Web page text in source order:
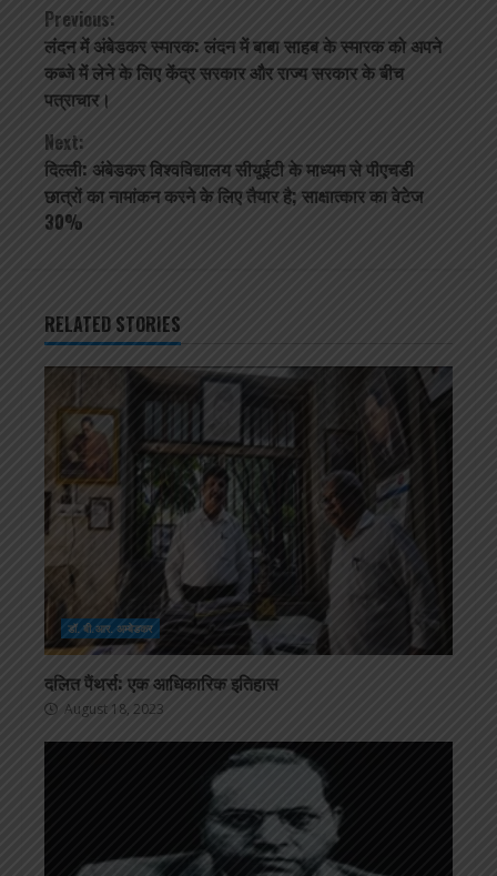
Continue
Reading
Previous:
लंदन में अंबेडकर स्मारक: लंदन में बाबा साहब के स्मारक को अपने
कब्जे में लेने के लिए केंद्र सरकार और राज्य सरकार के बीच
पत्राचार।
Next:
दिल्ली: अंबेडकर विश्वविद्यालय सीयूईटी के माध्यम से पीएचडी
छात्रों का नामांकन करने के लिए तैयार है; साक्षात्कार का वेटेज
30%
RELATED STORIES
डॉ. बी.आर. अम्बेडकर
दलित पैंथर्स: एक आधिकारिक इतिहास
August 18, 2023